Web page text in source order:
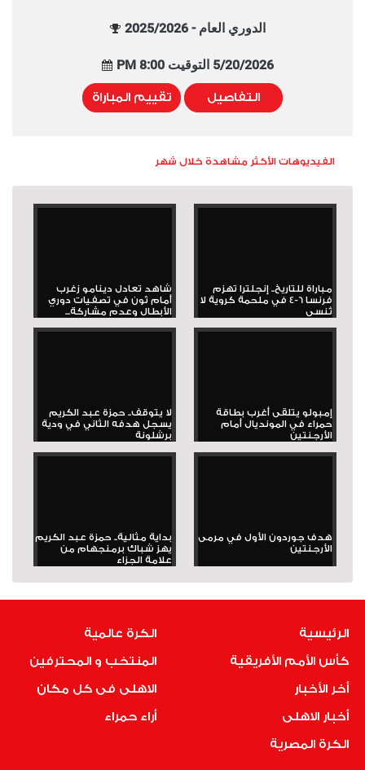
الدوري العام - 2025/2026
5/20/2026 التوقيت 8:00 PM
التفاصيل تقييم المباراة
الفيديوهات الأكثر مشاهدة خلال شهر
مباراة للتاريخ.. إنجلترا تهزم
فرنسا 6-4 في ملحمة كروية لا
تُنسى
شاهد تعادل دينامو زغرب
أمام ثون في تصفيات دوري
الأبطال وعدم مشاركة...
إمبولو يتلقى أغرب بطاقة
حمراء في المونديال أمام
الأرجنتين
لا يتوقف.. حمزة عبد الكريم
يسجل هدفه الثاني في ودية
برشلونة
هدف جوردون الأول في مرمى
الأرجنتين
بداية مثالية.. حمزة عبد الكريم
يهز شباك برمنجهام من
علامة الجزاء
الرئيسية
كأس الأمم الأفريقية
أخر الأخبار
أخبار الاهلى
الكرة المصرية
الكرة عالمية
المنتخب و المحترفين
الاهلى فى كل مكان
أراء حمراء